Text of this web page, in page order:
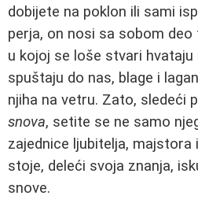
dobijete na poklon ili sami
perja, on nosi sa sobom
u kojoj se loše stvari hvataju
spuštaju do nas, blage i
njiha na vetru. Zato, sledeći
snova, setite se ne samo
zajednice ljubitelja, majstora
stoje, deleći svoja znanja,
snove.